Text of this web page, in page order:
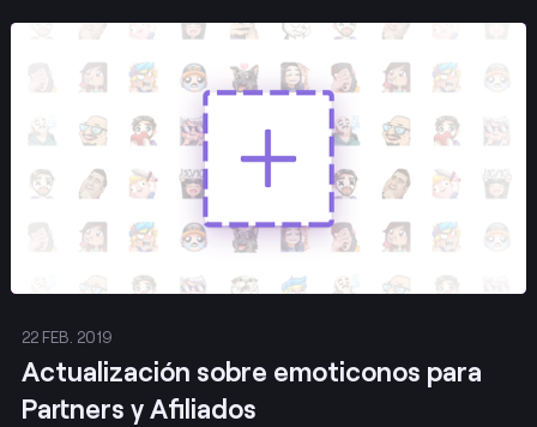
22 FEB. 2019
Actualización sobre emoticonos para
Partners y Afiliados